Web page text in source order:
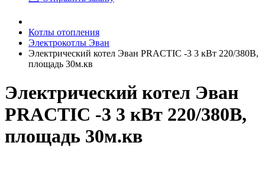
Котлы отопления
Электрокотлы Эван
Электрический котел Эван PRACTIC -3 3 кВт 220/380В,
площадь 30м.кв
Электрический котел Эван
PRACTIC -3 3 кВт 220/380В,
площадь 30м.кв